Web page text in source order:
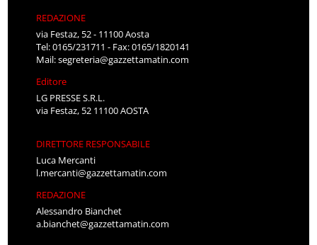
REDAZIONE
via Festaz, 52 - 11100 Aosta
Tel: 0165/231711 - Fax: 0165/1820141
Mail:segreteria@gazzettamatin.com
Editore
LG PRESSE S.R.L.
via Festaz, 52 11100 AOSTA
DIRETTORE RESPONSABILE
Luca Mercanti
l.mercanti@gazzettamatin.com
REDAZIONE
Alessandro Bianchet
a.bianchet@gazzettamatin.com